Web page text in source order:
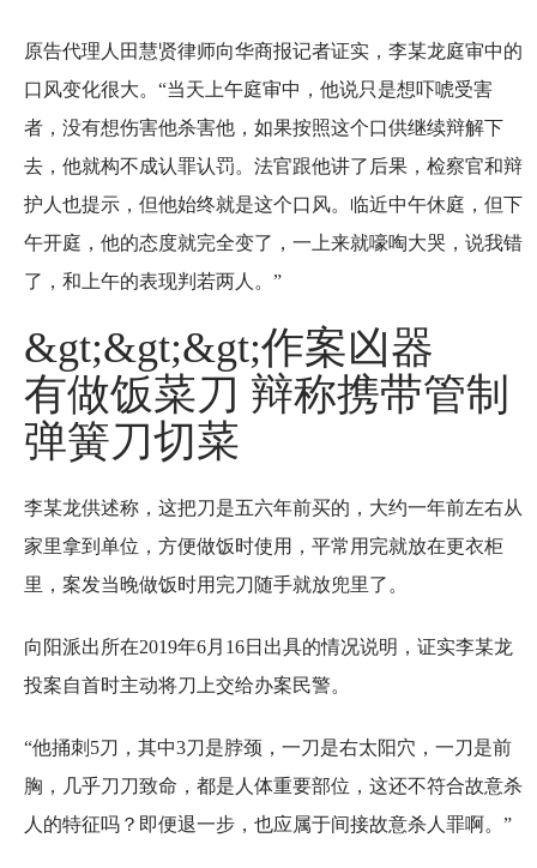
原告代理人田慧贤律师向华商报记者证实，李某龙庭审中的
口风变化很大。“当天上午庭审中，他说只是想吓唬受害
者，没有想伤害他杀害他，如果按照这个口供继续辩解下
去，他就构不成认罪认罚。法官跟他讲了后果，检察官和辩
护人也提示，但他始终就是这个口风。临近中午休庭，但下
午开庭，他的态度就完全变了，一上来就嚎啕大哭，说我错
了，和上午的表现判若两人。”
&gt;&gt;&gt;作案凶器
有做饭菜刀 辩称携带管制
弹簧刀切菜
李某龙供述称，这把刀是五六年前买的，大约一年前左右从
家里拿到单位，方便做饭时使用，平常用完就放在更衣柜
里，案发当晚做饭时用完刀随手就放兜里了。
向阳派出所在2019年6月16日出具的情况说明，证实李某龙
投案自首时主动将刀上交给办案民警。
“他捅刺5刀，其中3刀是脖颈，一刀是右太阳穴，一刀是前
胸，几乎刀刀致命，都是人体重要部位，这还不符合故意杀
人的特征吗？即便退一步，也应属于间接故意杀人罪啊。”